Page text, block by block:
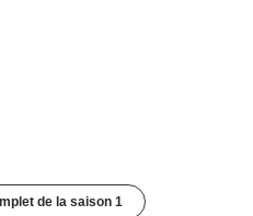
de la saison 1